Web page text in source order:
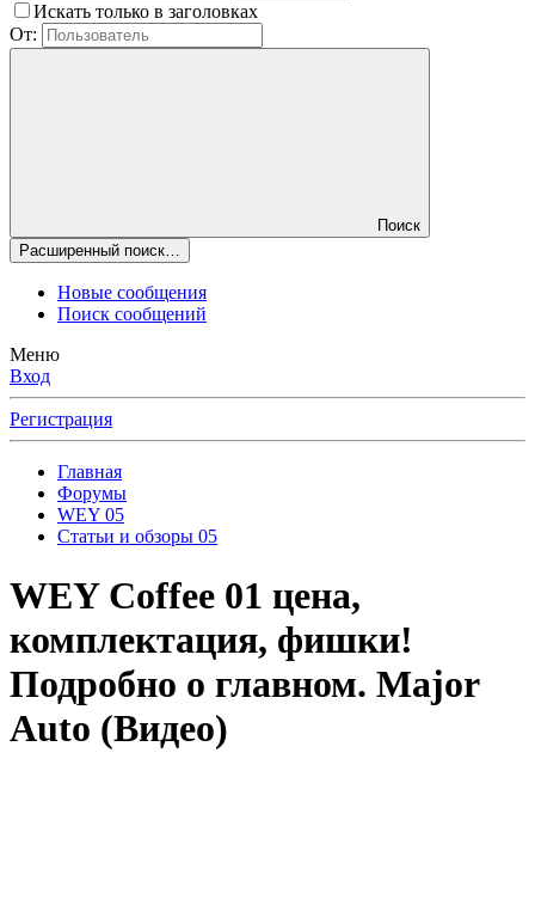
Искать только в заголовках
От:
Поиск
Расширенный поиск…
Новые сообщения
Поиск сообщений
Меню
Вход
Регистрация
Главная
Форумы
WEY 05
Статьи и обзоры 05
WEY Coffee 01 цена,
комплектация, фишки!
Подробно о главном. Major
Auto (Видео)